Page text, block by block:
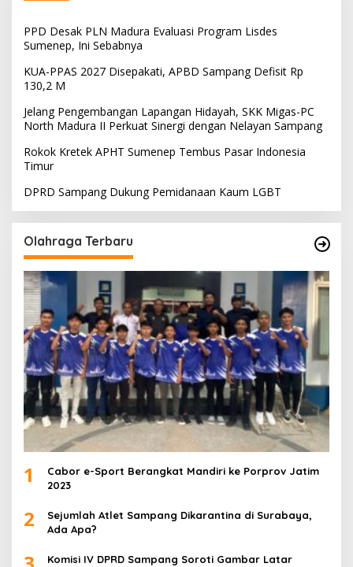
PPD Desak PLN Madura Evaluasi Program Lisdes
Sumenep, Ini Sebabnya
KUA-PPAS 2027 Disepakati, APBD Sampang Defisit Rp
130,2 M
Jelang Pengembangan Lapangan Hidayah, SKK Migas-PC
North Madura II Perkuat Sinergi dengan Nelayan Sampang
Rokok Kretek APHT Sumenep Tembus Pasar Indonesia
Timur
DPRD Sampang Dukung Pemidanaan Kaum LGBT
Olahraga Terbaru
1
Cabor e-Sport Berangkat Mandiri ke Porprov Jatim
2023
2
Sejumlah Atlet Sampang Dikarantina di Surabaya,
Ada Apa?
Komisi IV DPRD Sampang Soroti Gambar Latar